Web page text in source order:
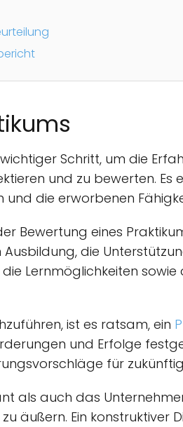
Schritt, um die
und zu bewerten. Es
die erworbenen
Bewertung eines
die
Lernmöglichkeiten sowie
ist es ratsam, ein
und Erfolge
für
als auch das
äußern. Ein konstruktiver